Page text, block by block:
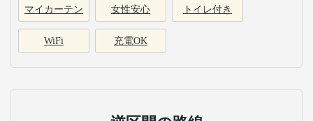
マイカーテン 女性安心 トイレ付き
WiFi 充電OK